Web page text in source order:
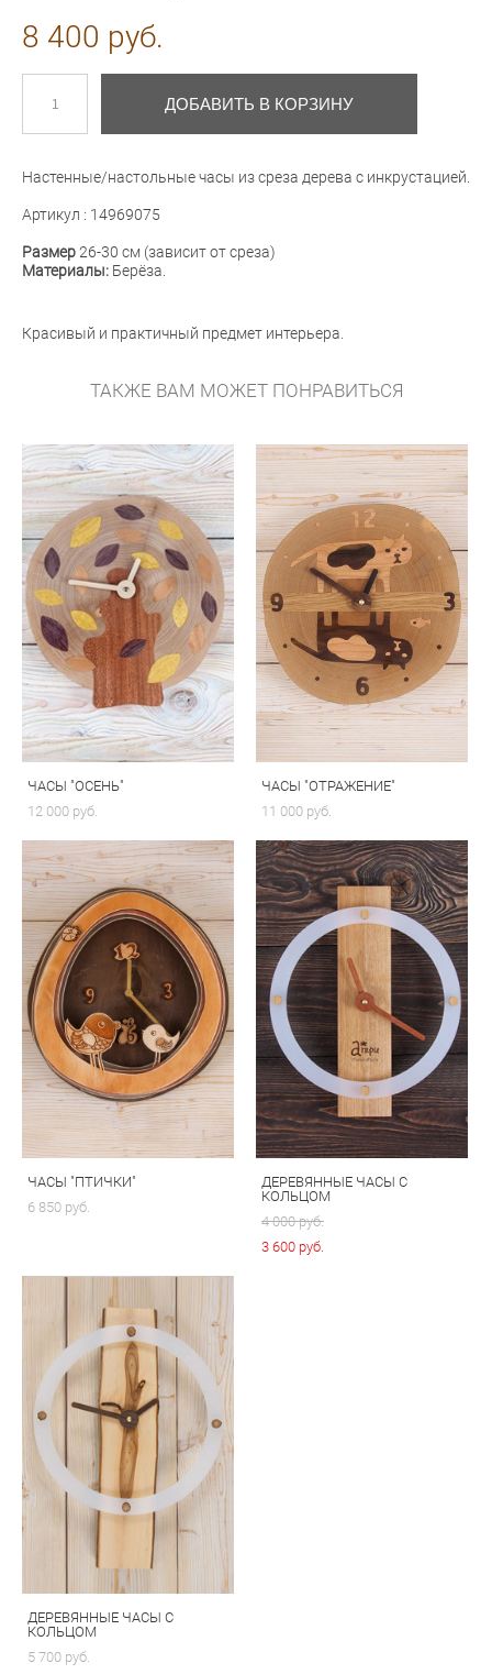
8 400 pуб.
ДОБАВИТЬ В КОРЗИНУ
Настенные/настольные часы из среза дерева с инкрустацией.
Артикул : 14969075
Размер26-30 см (зависит от среза)
Материалы: Берёза.
Красивый и практичный предмет интерьера.
ТАКЖЕ ВАМ МОЖЕТ ПОНРАВИТЬСЯ
ЧАСЫ "ОСЕНЬ"
12 000 pуб.
ЧАСЫ "ОТРАЖЕНИЕ"
11 000 pуб.
ЧАСЫ "ПТИЧКИ"
6 850 pуб.
ДЕРЕВЯННЫЕ ЧАСЫ С
КОЛЬЦОМ
4 000 pуб.
3 600 pуб.
ДЕРЕВЯННЫЕ ЧАСЫ С
КОЛЬЦОМ
5 700 pуб.